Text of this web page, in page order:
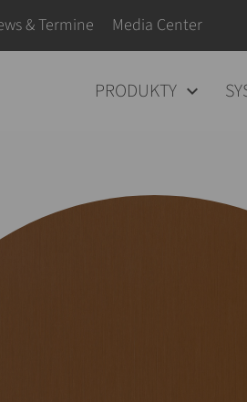
& Termine Media Center
PRODUKTY